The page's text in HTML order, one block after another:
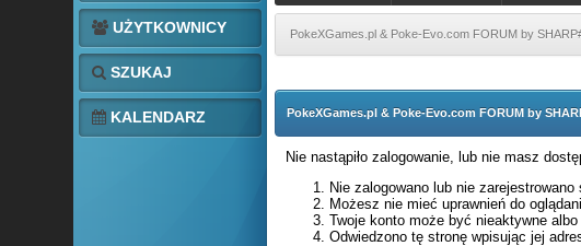
UŻYTKOWNICY
SZUKAJ
KALENDARZ
PokeXGames.pl & Poke-Evo.com FORUM by
PokeXGames.pl & Poke-Evo.com FORUM by
Nie nastąpiło zalogowanie, lub nie masz
Nie zalogowano lub nie
Możesz nie mieć uprawnień do
Twoje konto może być nieaktywne
Odwiedzono tę stronę wpisując jej